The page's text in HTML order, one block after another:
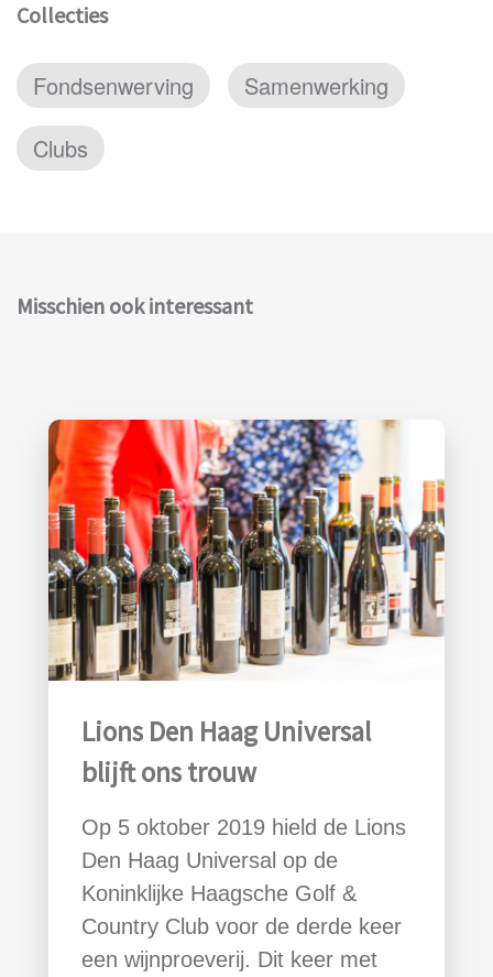
Collecties
Fondsenwerving
Samenwerking
Clubs
Misschien ook interessant
Lions Den Haag Universal
blijft ons trouw
Op 5 oktober 2019 hield de Lions
Den Haag Universal op de
Koninklijke Haagsche Golf &
Country Club voor de derde keer
een wijnproeverij. Dit keer met